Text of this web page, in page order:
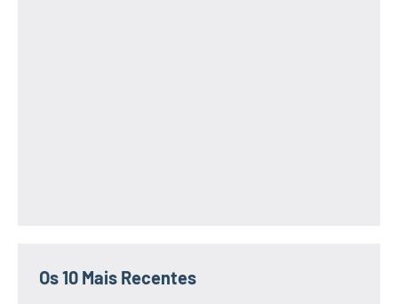
Os 10 Mais Recentes